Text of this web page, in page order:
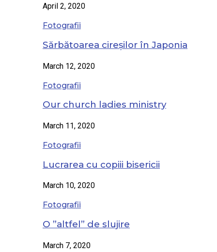
April 2, 2020
Fotografii
Sărbătoarea cireșilor în Japonia
March 12, 2020
Fotografii
Our church ladies ministry
March 11, 2020
Fotografii
Lucrarea cu copiii bisericii
March 10, 2020
Fotografii
O ”altfel” de slujire
March 7, 2020